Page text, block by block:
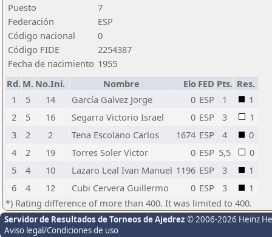
Puesto
7
Federación
ESP
Código nacional
0
Código FIDE
2254387
Fecha de nacimiento 1955
Rd. M. No.Ini. Nombre Elo FED Pts. Res.
1
5 14 García Galvez Jorge 0 ESP 1
1
2
5 16 Segarra Victorio Israel 0 ESP 3
1
3
2 2 Tena Escolano Carlos 1674 ESP 4
0
4
2 19 Torres Soler Victor 0 ESP 5,5
0
5
4 10 Lazaro Leal Ivan Manuel 1196 ESP 3
1
6
4 12 Cubi Cervera Guillermo 0 ESP 3
1
*) Rating difference of more than 400. It was limited to 400.
Servidor de Resultados de Torneos de Ajedrez © 2006-2026 Heinz
Aviso legal/Condiciones de uso